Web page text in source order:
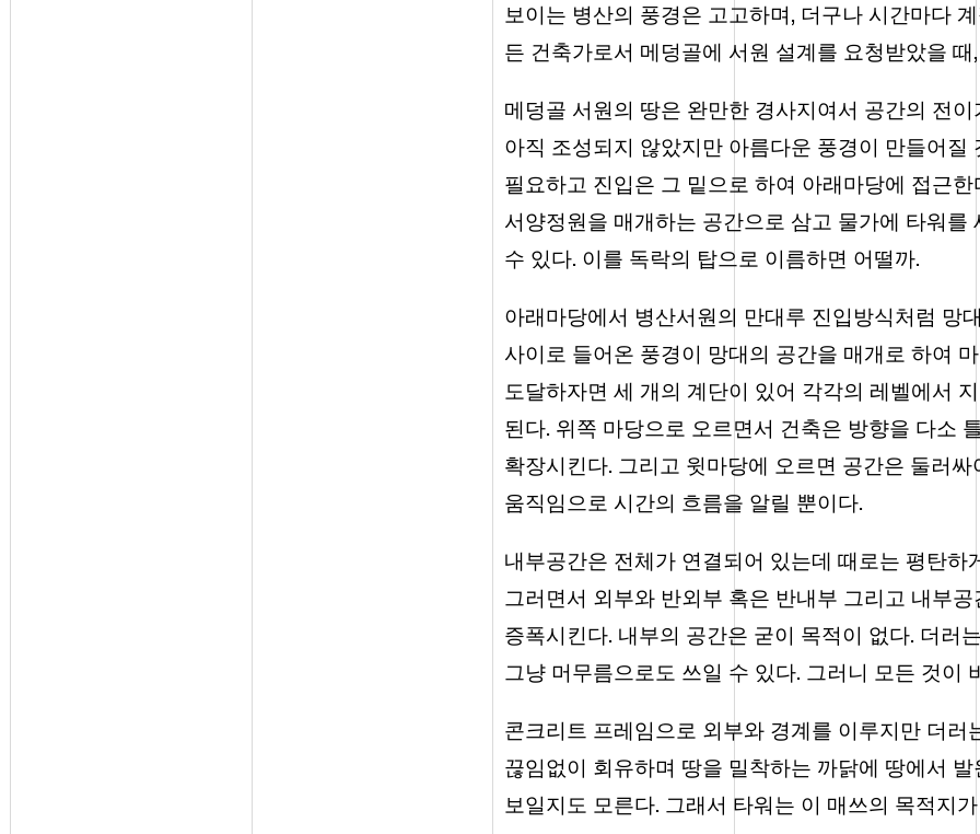
보이는 병산의 풍경은 고고하며, 더구나 시간마다
든 건축가로서 메덩골에 서원 설계를 요청받았을
메덩골 서원의 땅은 완만한 경사지여서 공간의 전
아직 조성되지 않았지만 아름다운 풍경이 만들어
필요하고 진입은 그 밑으로 하여 아래마당에 접근
서양정원을 매개하는 공간으로 삼고 물가에 타워
수 있다. 이를 독락의 탑으로 이름하면 어떨까.
아래마당에서 병산서원의 만대루 진입방식처럼 망
사이로 들어온 풍경이 망대의 공간을 매개로 하여
도달하자면 세 개의 계단이 있어 각각의 레벨에서
된다. 위쪽 마당으로 오르면서 건축은 방향을 다소
확장시킨다. 그리고 윗마당에 오르면 공간은 둘러
움직임으로 시간의 흐름을 알릴 뿐이다.
내부공간은 전체가 연결되어 있는데 때로는 평탄
그러면서 외부와 반외부 혹은 반내부 그리고 내부
증폭시킨다. 내부의 공간은 굳이 목적이 없다. 더러
그냥 머무름으로도 쓰일 수 있다. 그러니 모든 것이
콘크리트 프레임으로 외부와 경계를 이루지만 더
끊임없이 회유하며 땅을 밀착하는 까닭에 땅에서
보일지도 모른다. 그래서 타워는 이 매쓰의 목적지